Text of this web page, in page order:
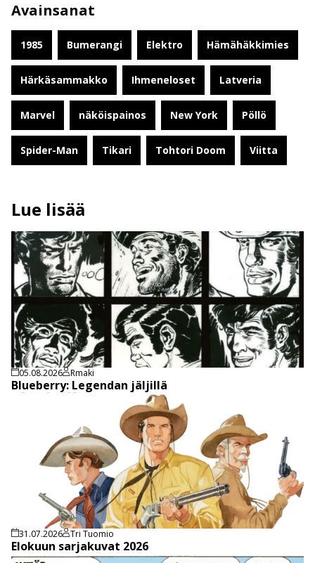
Avainsanat
1985 Bumerangi Elektro Hämähäkkimies
Härkäsammakko Ihmeneloset Latveria
Marvel näköispainos New York Pöllö
Spider-Man Tikari Tohtori Doom Viitta
Lue lisää
05.08.2026 Rmaki
Blueberry: Legendan jäljillä
31.07.2026 Tri Tuomio
Elokuun sarjakuvat 2026